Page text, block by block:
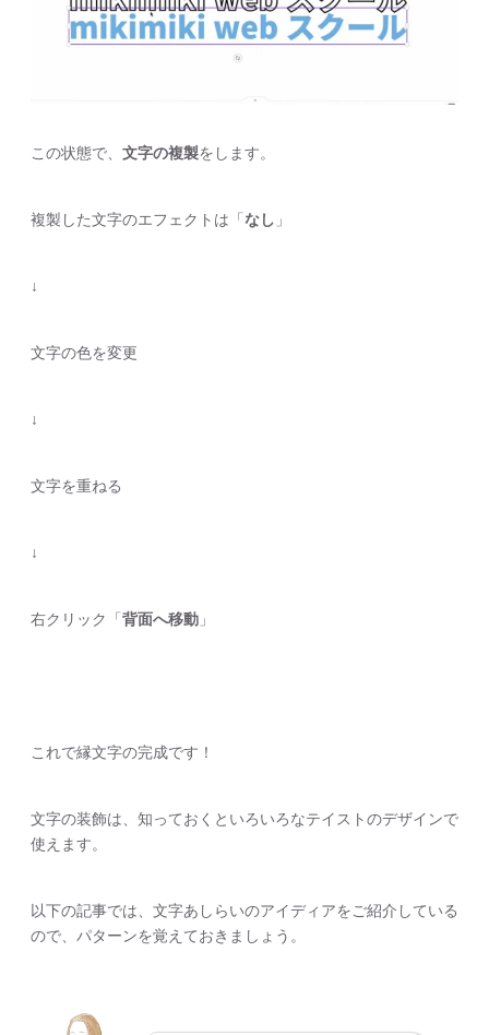
この状態で、 文字の複製をします。
複製した文字のエフェクトは「 なし 」
↓
文字の色を変更
↓
文字を重ねる
↓
右クリック「 背面へ移動 」
これで縁文字の完成です！
文字の装飾は、知っておくといろいろなテイストのデザインで
使えます。
以下の記事では、文字あしらいのアイディアをご紹介している
ので、パターンを覚えておきましょう。